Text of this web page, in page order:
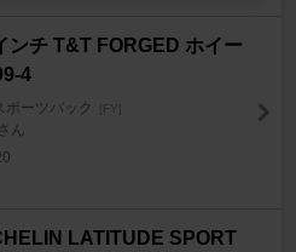
ンチ T&T FORGED ホイー
4
ポーツバック [FY]
ん
LATITUDE SPORT